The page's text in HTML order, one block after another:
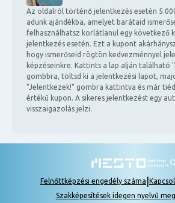
Az oldalról történő jelentkezés esetén
adunk ajándékba, amelyet barátaid
felhasználhatsz korlátlanul egy következő
jelentkezés esetén. Ezt a kupont
hogy ismerőseid rögtön kedvezménnyel
képzéseinkre. Kattints a lap alján található
gombbra, töltsd ki a jelentkezési lapot,
"Jelentkezek!" gombra kattintva és már
értékű kupon. A sikeres jelentkezést egy
visszaigazolás jelzi.
Felnőttképzési engedély száma
Szakképesítések idegen nyelvű